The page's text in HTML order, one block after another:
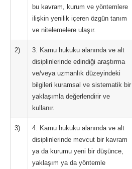
bu kavram, kurum ve yöntemlere
ilişkin yenilik içeren özgün tanım
ve nitelemelere ulaşır.
2)
3. Kamu hukuku alanında ve alt
disiplinlerinde edindiği araştırma
ve/veya uzmanlık düzeyindeki
bilgileri kuramsal ve sistematik bir
yaklaşımla değerlendirir ve
kullanır.
3)
4. Kamu hukuku alanında ve alt
disiplinlerinde mevcut bir kavram
ya da kurumu yeni bir düşünce,
yaklaşım ya da yöntemle